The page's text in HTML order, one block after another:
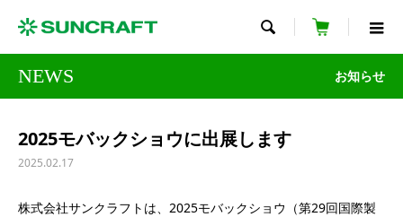

NEWS お知らせ
2025モバックショウに出展します
2025.02.17
株式会社サンクラフトは、2025モバックショウ（第29回国際製